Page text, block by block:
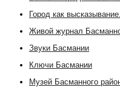
Город как
Живой журнал
Звуки Басмании
Ключи Басмании
Музей Басманного